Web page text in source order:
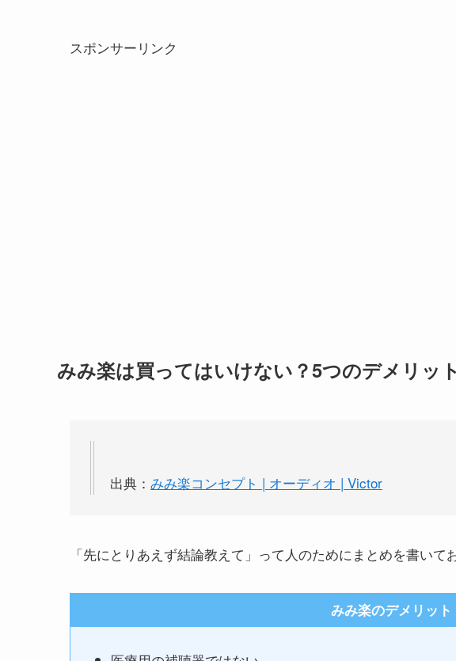
スポンサーリンク
みみ楽は買ってはいけない？5つのデメリット
出典： みみ楽コンセプト | オーディオ | Victor
「先にとりあえず結論教えて」って人のためにまとめを書いて
みみ楽のデメリット